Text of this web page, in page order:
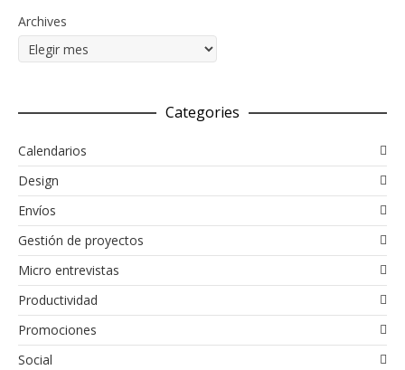
Archives
Categories
Calendarios
Design
Envíos
Gestión de proyectos
Micro entrevistas
Productividad
Promociones
Social